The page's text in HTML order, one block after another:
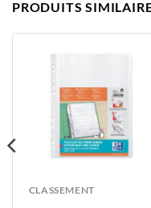
PRODUITS
CLASSEMENT